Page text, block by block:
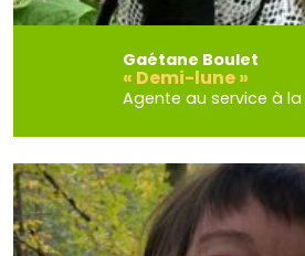
Gaétane Boulet
« Demi-lune »
Agente au service à